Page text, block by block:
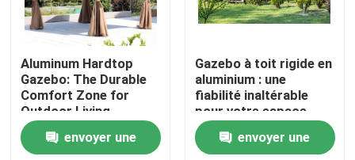
Maison
Produits
Aluminum Hardtop
Gazebo: The Durable
Comfort Zone for
Outdoor Living
envoyer une
Gazebo à toit rigide en
aluminium : une
fiabilité inaltérable
pour votre espace
extérieur
envoyer une